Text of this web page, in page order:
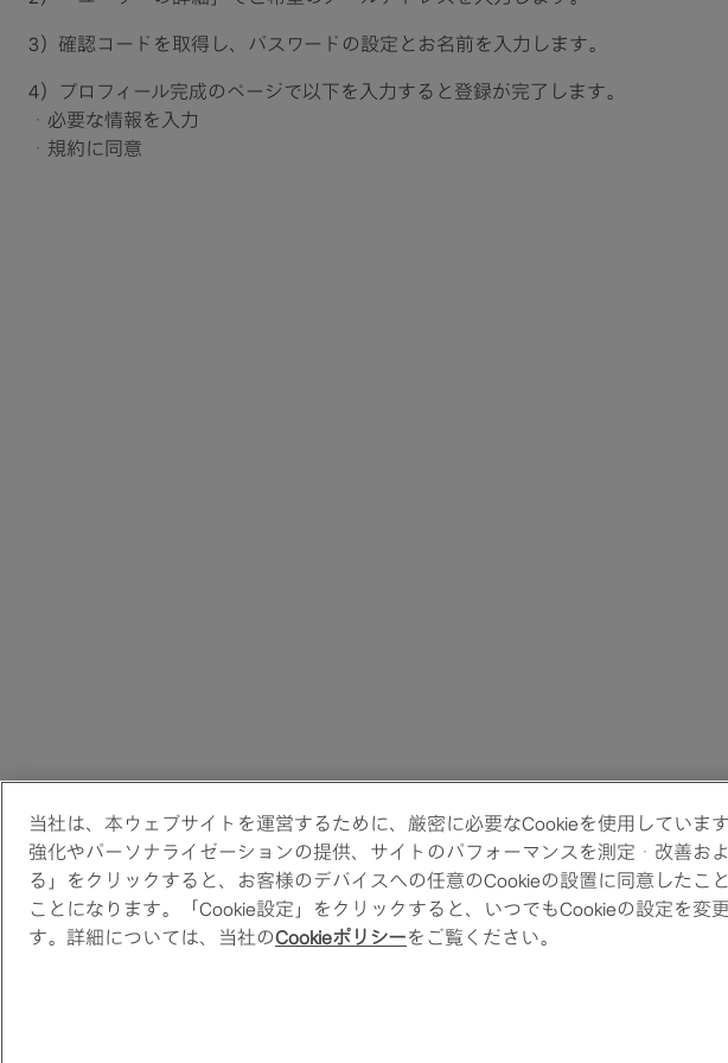
3）確認コードを取得し、パスワードの設定とお名前を入力します​。
4）プロフィール完成のページで以下を入力すると登録が完了します。​
・必要な情報を入力​
・規約に同意
当社は、本ウェブサイトを運営するために、厳密に必要なCookieを使用してい
強化やパーソナライゼーションの提供、サイトのパフォーマンスを測定・改善
る」をクリックすると、お客様のデバイスへの任意のCookieの設置に同意した
ことになります。「Cookie設定」をクリックすると、いつでもCookieの設定を
す。詳細については、当社のCookieポリシーをご覧ください。